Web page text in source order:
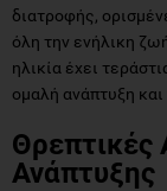
διατροφής,
όλη την ενήλικη
ηλικία έχει
ομαλή ανάπτυξη
Θρεπτικές
Ανάπτυξης